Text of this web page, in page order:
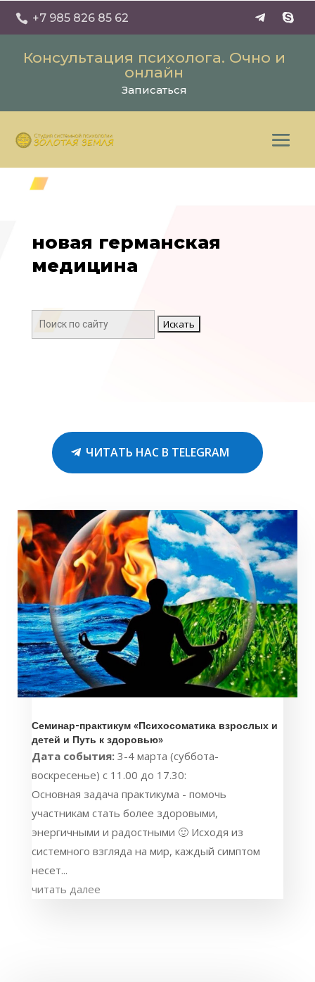
 +7 985 826 85 62
Консультация психолога. Очно и
онлайн
Записаться
новая германская
медицина
Поиск:
ЧИТАТЬ НАС В TELEGRAM
Семинар-практикум «Психосоматика взрослых и
детей и Путь к здоровью»
Дата события: 3-4 марта (суббота-
воскресенье) с 11.00 до 17.30:
Основная задача практикума - помочь
участникам стать более здоровыми,
энергичными и радостными 🙂 Исходя из
системного взгляда на мир, каждый симптом
несет...
читать далее